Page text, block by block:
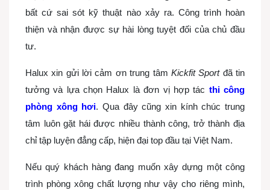
bất cứ sai sót kỹ thuật nào xảy ra. Công trình hoàn
thiện và nhận được sự hài lòng tuyệt đối của chủ đầu
tư.
Halux xin gửi lời cảm ơn trung tâm Kickfit Sportđã tin
tưởng và lựa chọn Halux là đơn vị hợp tác thi công
phòng xông hơi. Qua đây cũng xin kính chúc trung
tâm luôn gặt hái được nhiều thành công, trở thành địa
chỉ tập luyện đẳng cấp, hiện đại top đầu tại Việt Nam.
Nếu quý khách hàng đang muốn xây dựng một công
trình phòng xông chất lượng như vậy cho riêng mình,